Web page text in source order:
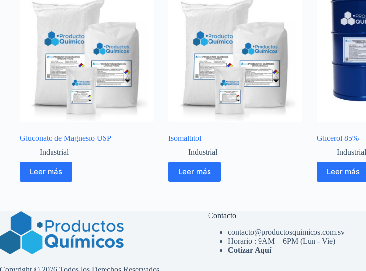
Gluconato de Magnesio USP
Industrial
Leer más
Isomaltitol
Industrial
Leer más
Glicerol 85%
Industrial
Leer más
Contacto
contacto@productosquimicos.com.sv
Horario : 9AM – 6PM (Lun - Vie)
Cotizar Aquí
Copyright © 2026 Todos los Derechos Reservados.